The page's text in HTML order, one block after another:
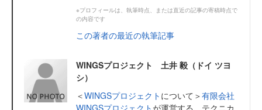
※プロフィールは、執筆時点、または直近の記事の寄稿時点で
の内容です
この著者の最近の執筆記事
WINGSプロジェクト 土井 毅（ドイ ツヨ
シ）
＜WINGSプロジェクト について＞有限会社
WINGSプロジェクトが運営する、テクニカ